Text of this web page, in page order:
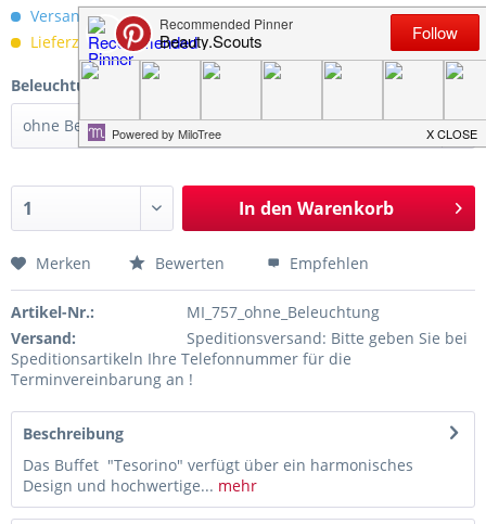
Versandkostenfreie Lieferung innerhalb Deutschlands!
Lieferzeit 12 Werktage
Beleuchtung:
In den Warenkorb
Merken Bewerten Empfehlen
Artikel-Nr.:
MI_757_ohne_Beleuchtung
Versand:
Speditionsversand: Bitte geben Sie bei
Speditionsartikeln Ihre Telefonnummer für die
Terminvereinbarung an !
Beschreibung
Das Buffet "Tesorino" verfügt über ein harmonisches
Design und hochwertige... mehr